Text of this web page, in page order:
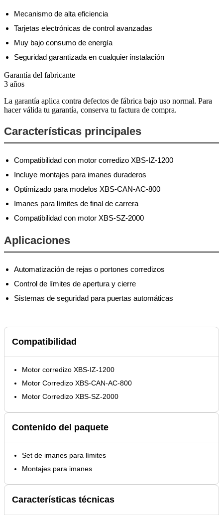
Mecanismo de alta eficiencia
Tarjetas electrónicas de control avanzadas
Muy bajo consumo de energía
Seguridad garantizada en cualquier instalación
Garantía del fabricante
3 años
La garantía aplica contra defectos de fábrica bajo uso normal. Para
hacer válida tu garantía, conserva tu factura de compra.
Características principales
Compatibilidad con motor corredizo XBS-IZ-1200
Incluye montajes para imanes duraderos
Optimizado para modelos XBS-CAN-AC-800
Imanes para límites de final de carrera
Compatibilidad con motor XBS-SZ-2000
Aplicaciones
Automatización de rejas o portones corredizos
Control de límites de apertura y cierre
Sistemas de seguridad para puertas automáticas
Compatibilidad
Motor corredizo XBS-IZ-1200
Motor Corredizo XBS-CAN-AC-800
Motor Corredizo XBS-SZ-2000
Contenido del paquete
Set de imanes para límites
Montajes para imanes
Características técnicas